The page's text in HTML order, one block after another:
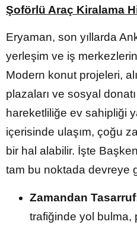
Şoförlü Araç Kiralama
Eryaman, son yıllarda
yerleşim ve iş
Modern konut projeleri,
plazaları ve sosyal
hareketliliğe ev sahipliği
içerisinde ulaşım, çoğu
bir hal alabilir. İşte
tam bu noktada devreye
Zamandan
trafiğinde yol bulma,